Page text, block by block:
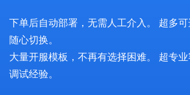
下单后自动部署，无需人工介入。 超多
随心切换。
大量开服模板，不再有选择困难。 超专
调试经验。